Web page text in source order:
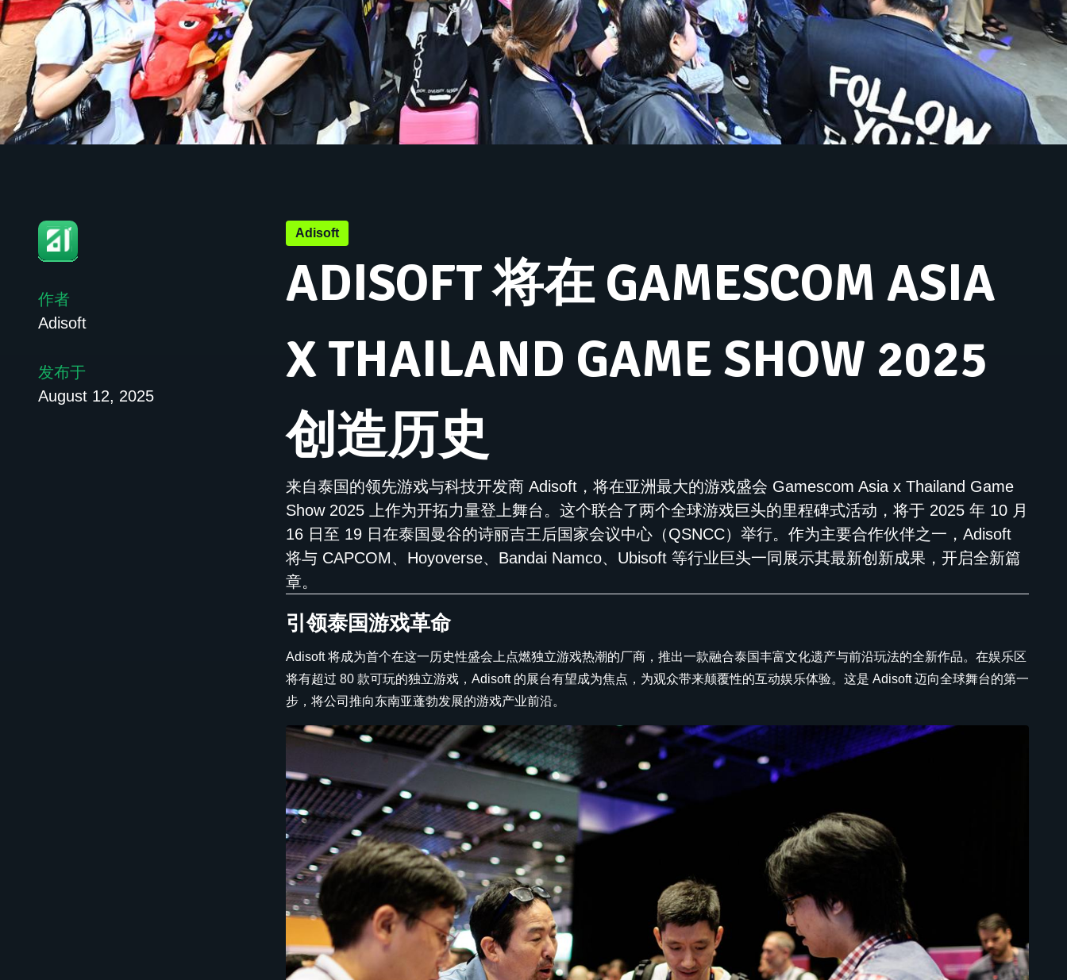
作者
Adisoft
发布于
August 12, 2025
Adisoft
ADISOFT 将在 GAMESCOM ASIA
X THAILAND GAME SHOW 2025
创造历史
来自泰国的领先游戏与科技开发商 Adisoft，将在亚洲最大的游戏盛会 Gamescom Asia x Thailand Game
Show 2025 上作为开拓力量登上舞台。这个联合了两个全球游戏巨头的里程碑式活动，将于 2025 年 10 月
16 日至 19 日在泰国曼谷的诗丽吉王后国家会议中心（QSNCC）举行。作为主要合作伙伴之一，Adisoft
将与 CAPCOM、Hoyoverse、Bandai Namco、Ubisoft 等行业巨头一同展示其最新创新成果，开启全新篇
章。
引领泰国游戏革命
Adisoft 将成为首个在这一历史性盛会上点燃独立游戏热潮的厂商，推出一款融合泰国丰富文化遗产与前沿玩法的全新作品。在娱乐区
将有超过 80 款可玩的独立游戏，Adisoft 的展台有望成为焦点，为观众带来颠覆性的互动娱乐体验。这是 Adisoft 迈向全球舞台的第一
步，将公司推向东南亚蓬勃发展的游戏产业前沿。